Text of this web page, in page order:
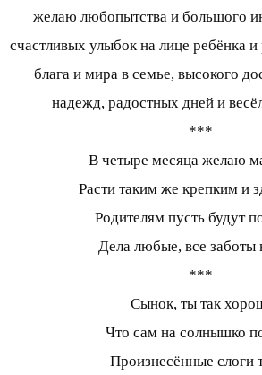
желаю любопытства и большого
счастливых улыбок на лице ребёнка
блага и мира в семье, высокого
надежд, радостных дней и
***
В четыре месяца желаю
Расти таким же крепким и
Родителям пусть будут
Дела любые, все заботы
***
Сынок, ты так
Что сам на солнышко
Произнесённые слоги